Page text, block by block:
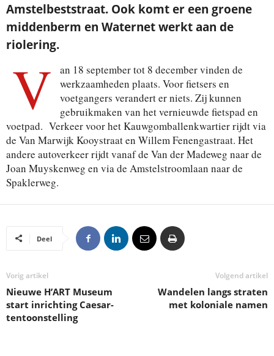
Amstelbeststraat. Ook komt er een groene
middenberm en Waternet werkt aan de
riolering.
V
an 18 september tot 8 december vinden de
werkzaamheden plaats. Voor fietsers en
voetgangers verandert er niets. Zij kunnen
gebruikmaken van het vernieuwde fietspad en
voetpad. Verkeer voor het Kauwgomballenkwartier rijdt via
de Van Marwijk Kooystraat en Willem Fenengastraat. Het
andere autoverkeer rijdt vanaf de Van der Madeweg naar de
Joan Muyskenweg en via de Amstelstroomlaan naar de
Spaklerweg.
Deel
Vorig artikel
Nieuwe H’ART Museum
start inrichting Caesar-
tentoonstelling
Volgend artikel
Wandelen langs straten
met koloniale namen